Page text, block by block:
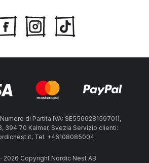
di Partita IVA: SE556628159701),
394 70 Kalmar, Svezia Servizio clienti:
Tel. +46108085004
2026 Copyright Nordic Nest AB